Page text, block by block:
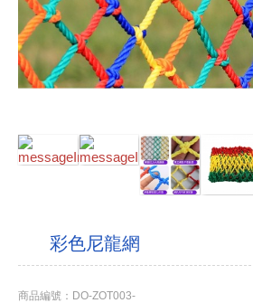
彩色尼龍網
商品編號：DO-ZOT003-